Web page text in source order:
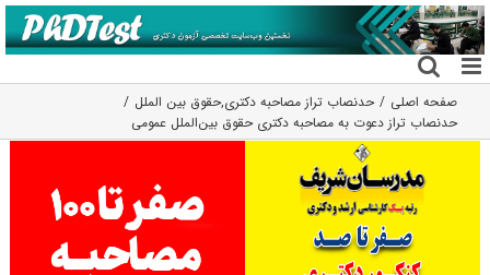
رفتن
به
محتوا
صفحه اصلی حدنصاب تراز مصاحبه دکتری,حقوق بین الملل
حدنصاب تراز دعوت به مصاحبه دکتری حقوق بین‌الملل عمومی